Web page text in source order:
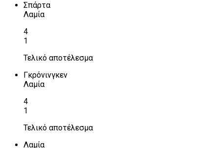
Σπάρτα
Λαμία
4
1
Τελικό αποτέλεσμα
Γκρόνινγκεν
Λαμία
4
1
Τελικό αποτέλεσμα
Λαμία